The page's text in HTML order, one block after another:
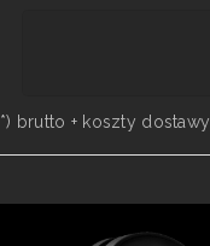
*) brutto + koszty dostawy